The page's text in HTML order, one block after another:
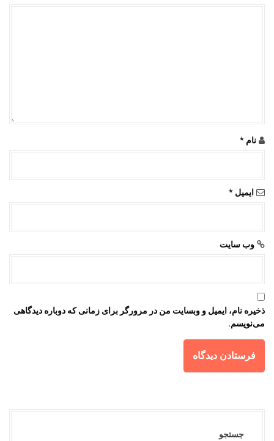
نام *
ایمیل *
وب‌ سایت
ذخیره نام، ایمیل و وبسایت من در مرورگر برای زمانی که دوباره دیدگاهی
می‌نویسم.
جستجو